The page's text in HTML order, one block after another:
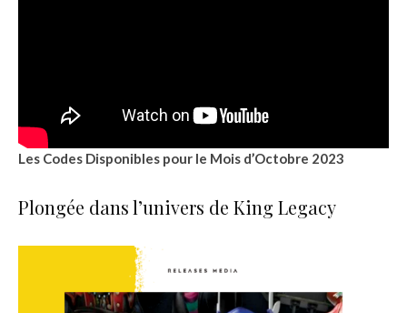
Les Codes Disponibles pour le Mois d’Octobre 2023
Plongée dans l’univers de King Legacy